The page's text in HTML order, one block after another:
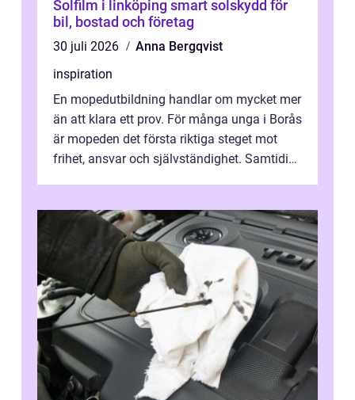
Solfilm i linköping smart solskydd för
bil, bostad och företag
30 juli 2026
Anna Bergqvist
inspiration
En mopedutbildning handlar om mycket mer
än att klara ett prov. För många unga i Borås
är mopeden det första riktiga steget mot
frihet, ansvar och självständighet. Samtidigt